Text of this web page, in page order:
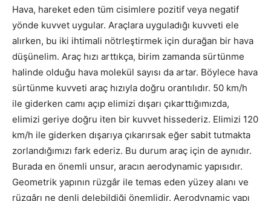
Hava, hareket eden tüm cisimlere pozitif veya negatif
yönde kuvvet uygular. Araçlara uyguladığı kuvveti ele
alırken, bu iki ihtimali nötrleştirmek için durağan bir hava
düşünelim. Araç hızı arttıkça, birim zamanda sürtünme
halinde olduğu hava molekül sayısı da artar. Böylece hava
sürtünme kuvveti araç hızıyla doğru orantılıdır. 50 km/h
ile giderken camı açıp elimizi dışarı çıkarttığımızda,
elimizi geriye doğru iten bir kuvvet hissederiz. Elimizi 120
km/h ile giderken dışarıya çıkarırsak eğer sabit tutmakta
zorlandığımızı fark ederiz. Bu durum araç için de aynıdır.
Burada en önemli unsur, aracın aerodynamic yapısıdır.
Geometrik yapının rüzgâr ile temas eden yüzey alanı ve
rüzgârı ne denli delebildiği önemlidir. Aerodynamic yapı